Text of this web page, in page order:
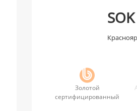
SOK
Золотой
сертифицированный